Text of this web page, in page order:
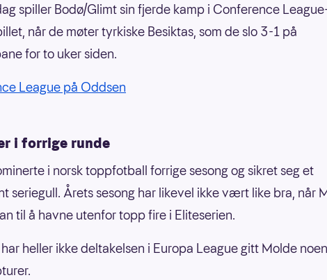
spiller Bodø/Glimt sin fjerde kamp i Conference
når de møter tyrkiske Besiktas, som de slo 3-1 på
for to uker siden.
League på Oddsen
i forrige runde
i norsk toppfotball forrige sesong og sikret seg et
seriegull. Årets sesong har likevel ikke vært like bra, når
til å havne utenfor topp fire i Eliteserien.
heller ikke deltakelsen i Europa League gitt Molde noen